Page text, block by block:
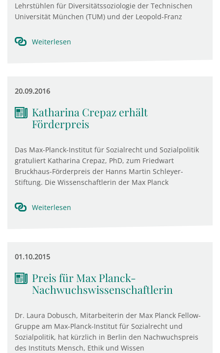
Lehrstühlen für Diversitätssoziologie der Technischen
Universität München (TUM) und der Leopold-Franz
Weiterlesen
20.09.2016
Katharina Crepaz erhält
Förderpreis
Das Max-Planck-Institut für Sozialrecht und Sozialpolitik
gratuliert Katharina Crepaz, PhD, zum Friedwart
Bruckhaus-Förderpreis der Hanns Martin Schleyer-
Stiftung. Die Wissenschaftlerin der Max Planck
Weiterlesen
01.10.2015
Preis für Max Planck-
Nachwuchswissenschaftlerin
Dr. Laura Dobusch, Mitarbeiterin der Max Planck Fellow-
Gruppe am Max-Planck-Institut für Sozialrecht und
Sozialpolitik, hat kürzlich in Berlin den Nachwuchspreis
des Instituts Mensch, Ethik und Wissen